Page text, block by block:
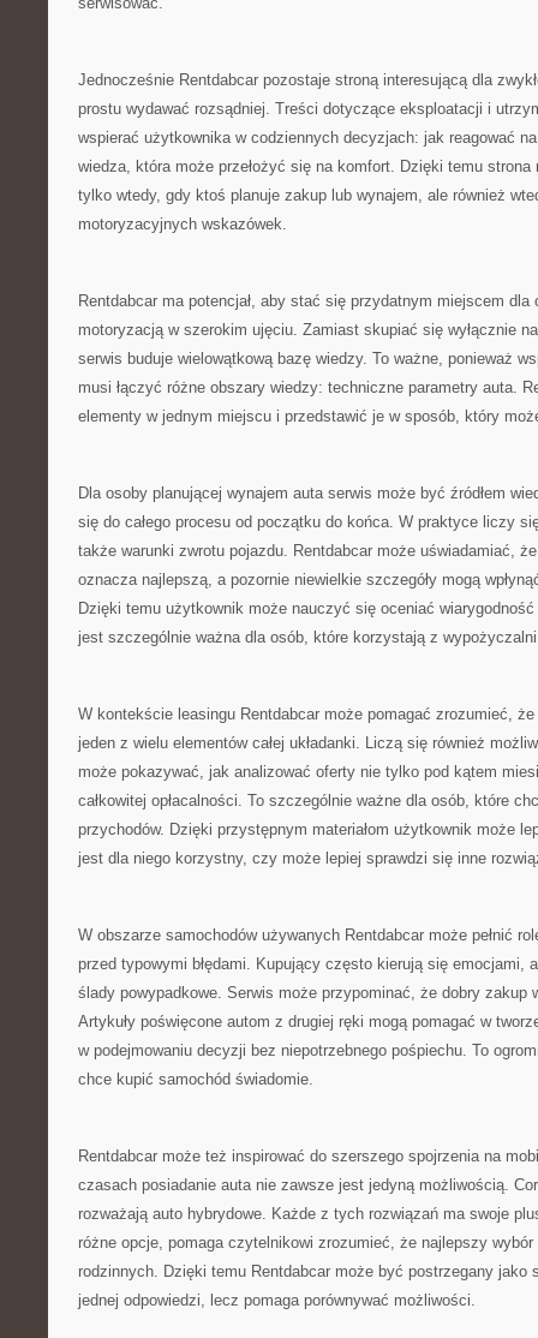
Jednocześnie Rentdabcar pozostaje stroną interesującą dla
prostu wydawać rozsądniej. Treści dotyczące eksploatacji i
wspierać użytkownika w codziennych decyzjach: jak reagować
wiedza, która może przełożyć się na komfort. Dzięki temu strona
tylko wtedy, gdy ktoś planuje zakup lub wynajem, ale również
motoryzacyjnych wskazówek.
Rentdabcar ma potencjał, aby stać się przydatnym miejscem dla
motoryzacją w szerokim ujęciu. Zamiast skupiać się wyłącznie
serwis buduje wielowątkową bazę wiedzy. To ważne, ponieważ
musi łączyć różne obszary wiedzy: techniczne parametry auta.
elementy w jednym miejscu i przedstawić je w sposób, który
Dla osoby planującej wynajem auta serwis może być źródłem
się do całego procesu od początku do końca. W praktyce liczy
także warunki zwrotu pojazdu. Rentdabcar może uświadamiać,
oznacza najlepszą, a pozornie niewielkie szczegóły mogą
Dzięki temu użytkownik może nauczyć się oceniać
jest szczególnie ważna dla osób, które korzystają z
W kontekście leasingu Rentdabcar może pomagać zrozumieć,
jeden z wielu elementów całej układanki. Liczą się również
może pokazywać, jak analizować oferty nie tylko pod kątem
całkowitej opłacalności. To szczególnie ważne dla osób, które
przychodów. Dzięki przystępnym materiałom użytkownik może
jest dla niego korzystny, czy może lepiej sprawdzi się inne
W obszarze samochodów używanych Rentdabcar może pełnić
przed typowymi błędami. Kupujący często kierują się emocjami,
ślady powypadkowe. Serwis może przypominać, że dobry zakup
Artykuły poświęcone autom z drugiej ręki mogą pomagać w
w podejmowaniu decyzji bez niepotrzebnego pośpiechu. To
chce kupić samochód świadomie.
Rentdabcar może też inspirować do szerszego spojrzenia na
czasach posiadanie auta nie zawsze jest jedyną możliwością.
rozważają auto hybrydowe. Każde z tych rozwiązań ma swoje
różne opcje, pomaga czytelnikowi zrozumieć, że najlepszy
rodzinnych. Dzięki temu Rentdabcar może być postrzegany jako
jednej odpowiedzi, lecz pomaga porównywać możliwości.